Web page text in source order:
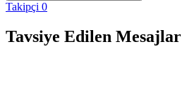
Takipçi 0
Tavsiye Edilen Mesajlar